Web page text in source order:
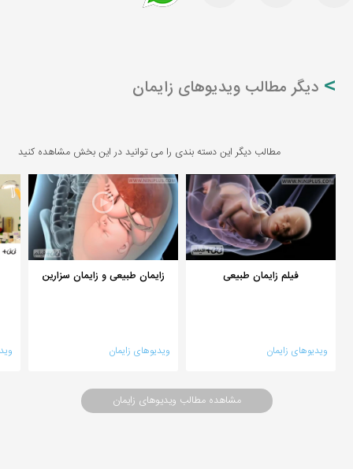
دیگر مطالب ویدیوهای زایمان
مطالب دیگر این دسته بندی را می توانید در این بخش مشاهده کنید
فیلم زایمان طبیعی
ویدیوهای زایمان
زایمان طبیعی و زایمان سزارین
ویدیوهای زایمان
مشاهده مطالب ویدیوهای زایمان